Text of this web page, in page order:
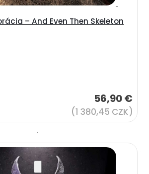
– And Even Then Skeleton
56,90 €
(1 380,45 CZK)